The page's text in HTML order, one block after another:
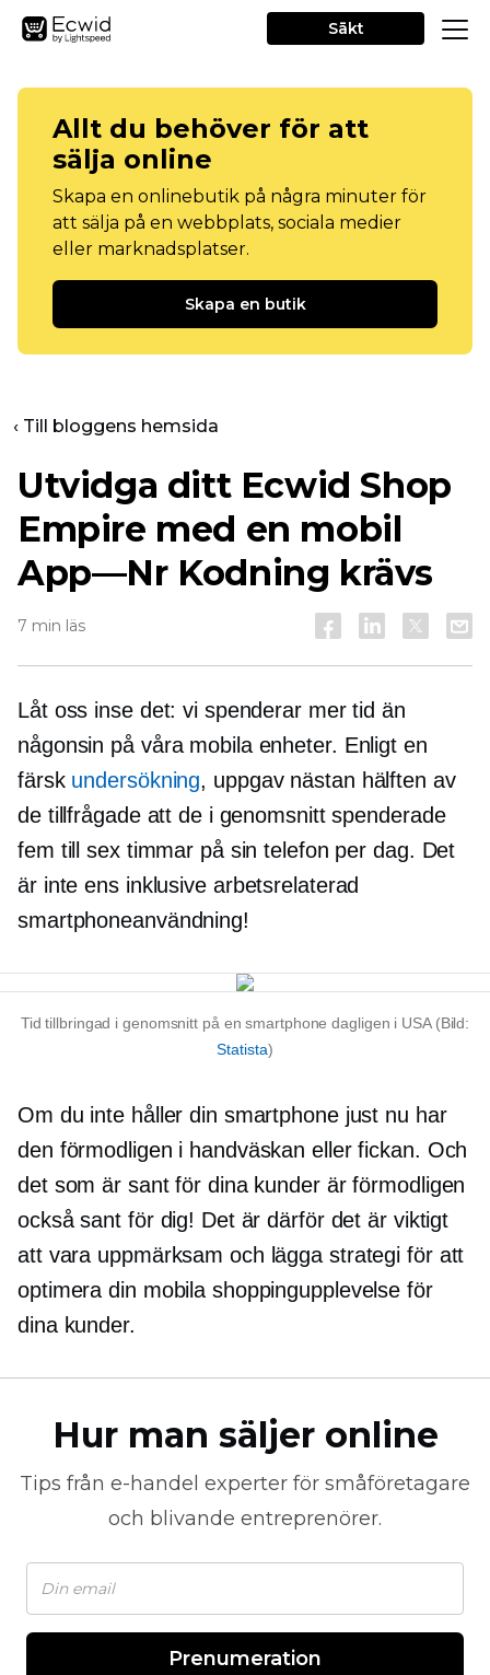
Sākt
Allt du behöver för att
sälja online
Skapa en onlinebutik på några minuter för
att sälja på en webbplats, sociala medier
eller marknadsplatser.
Skapa en butik
‹ Till bloggens hemsida
Utvidga ditt Ecwid Shop
Empire med en mobil
App—NrKodning krävs
7 min läs
Låt oss inse det: vi spenderar mer tid än
någonsin på våra mobila enheter. Enligt en
färsk undersökning, uppgav nästan hälften av
de tillfrågade att de i genomsnitt spenderade
fem till sex timmar på sin telefon per dag. Det
är inte ens inklusive arbetsrelaterad
smartphoneanvändning!
Tid tillbringad i genomsnitt på en smartphone dagligen i USA (Bild:
Statista)
Om du inte håller din smartphone just nu har
den förmodligen i handväskan eller fickan. Och
det som är sant för dina kunder är förmodligen
också sant för dig! Det är därför det är viktigt
att vara uppmärksam och lägga strategi för att
optimera din mobila shoppingupplevelse för
dina kunder.
Hur man säljer online
Tips från e-handel experter för småföretagare
och blivande entreprenörer.
Prenumeration